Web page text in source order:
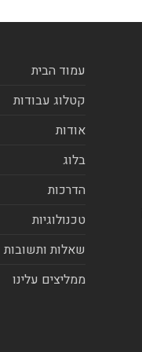
עמוד הבית
קטלוג עבודות
אודות
בלוג
הדרכות
טכנולוגיות
שאלות ותשובות
ממליצים עלינו